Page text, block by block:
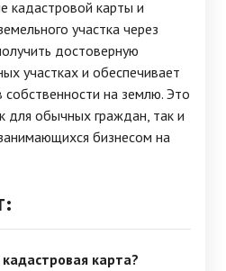
кадастровой карты и
участка через
достоверную
участках и обеспечивает
на землю. Это
для обычных граждан, так и
бизнесом на
карта?